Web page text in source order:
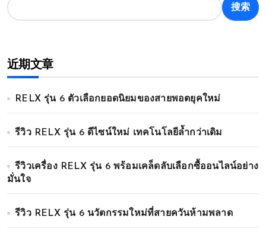
搜索
近期文章
RELX รุ่น 6 ตัวเลือกยอดนิยมของสายพอตยุคใหม่
รีวิว RELX รุ่น 6 ดีไซน์ใหม่ เทคโนโลยีล้ำกว่าเดิม
รีวิวเครื่อง RELX รุ่น 6 พร้อมเคล็ดลับเลือกซื้ออนไลน์อย่าง
มั่นใจ
รีวิว RELX รุ่น 6 นวัตกรรมใหม่ที่สายควันห้ามพลาด